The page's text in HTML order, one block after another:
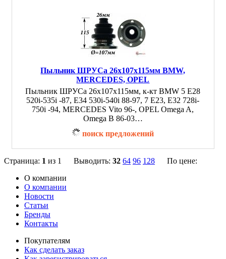
Пыльник ШРУСа 26x107x115мм BMW,
MERCEDES, OPEL
Пыльник ШРУСа 26x107x115мм, к-кт BMW 5 E28
520i-535i -87, E34 530i-540i 88-97, 7 E23, E32 728i-
750i -94, MERCEDES Vito 96-, OPEL Omega A,
Omega B 86-03…
поиск предложений
Страница: 1 из 1 Выводить: 32 64 96 128
По цене:
О компании
О компании
Новости
Статьи
Бренды
Контакты
Покупателям
Как сделать заказ